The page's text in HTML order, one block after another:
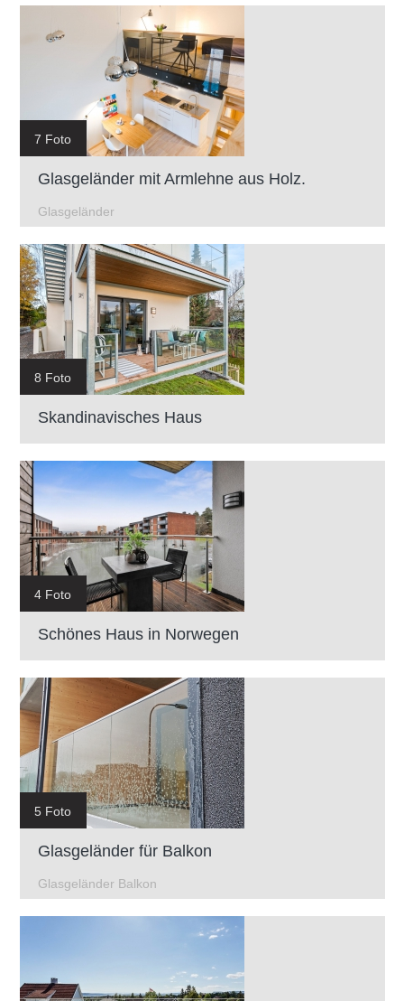
7 Foto
Glasgeländer mit Armlehne aus Holz.
Glasgeländer
8 Foto
Skandinavisches Haus
4 Foto
Schönes Haus in Norwegen
5 Foto
Glasgeländer für Balkon
Glasgeländer Balkon